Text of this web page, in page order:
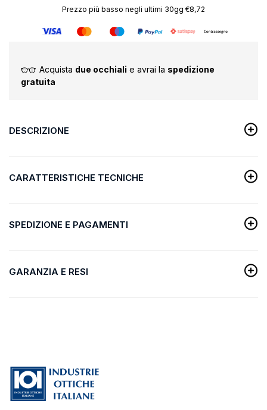
Prezzo più basso negli ultimi 30gg €8,72
Acquista due occhiali e avrai la spedizione
gratuita
DESCRIZIONE
CARATTERISTICHE TECNICHE
SPEDIZIONE E PAGAMENTI
GARANZIA E RESI